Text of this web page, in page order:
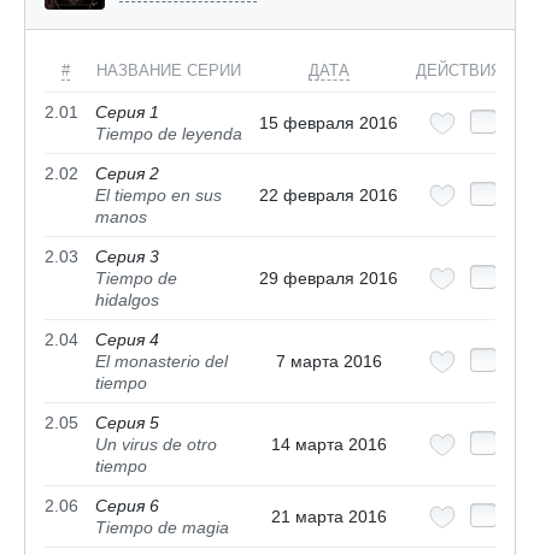
# НАЗВАНИЕ СЕРИИ ДАТА ДЕЙСТВИЯ
2.01
Серия 1
Tiempo de leyenda
15 февраля 2016
2.02
Серия 2
El tiempo en sus
manos
22 февраля 2016
2.03
Серия 3
Tiempo de
hidalgos
29 февраля 2016
2.04
Серия 4
El monasterio del
tiempo
7 марта 2016
2.05
Серия 5
Un virus de otro
tiempo
14 марта 2016
2.06
Серия 6
Tiempo de magia
21 марта 2016